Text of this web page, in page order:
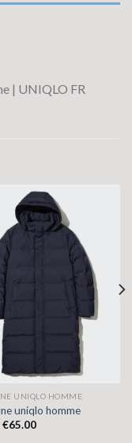
| UNIQLO FR
UNIQLO HOMME
uniqlo homme
€65.00